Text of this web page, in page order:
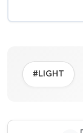
#LIGHT